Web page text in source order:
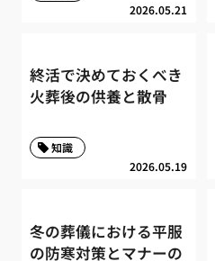
2026.05.21
終活で決めておくべき
火葬後の供養と散骨
2026.05.19
知識
冬の葬儀における平服
の防寒対策とマナーの